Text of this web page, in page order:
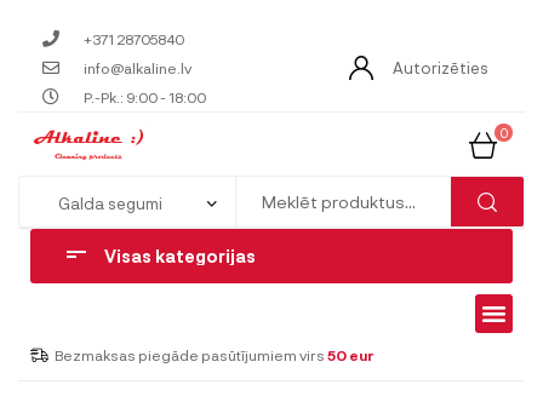
+371 28705840
info@alkaline.lv
P.-Pk.: 9:00 - 18:00
Autorizēties
0
Visas kategorijas
Bezmaksas piegāde pasūtījumiem virs 50 eur